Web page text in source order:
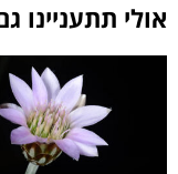
אולי תתעניינו